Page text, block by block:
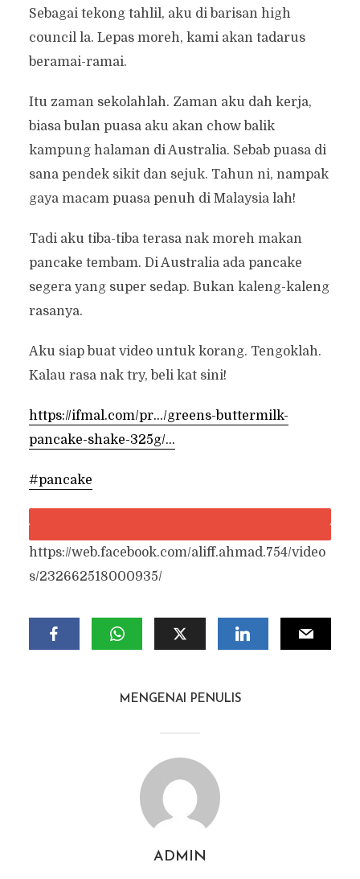
Sebagai tekong tahlil, aku di barisan high
council la. Lepas moreh, kami akan tadarus
beramai-ramai.
Itu zaman sekolahlah. Zaman aku dah kerja,
biasa bulan puasa aku akan chow balik
kampung halaman di Australia. Sebab puasa di
sana pendek sikit dan sejuk. Tahun ni, nampak
gaya macam puasa penuh di Malaysia lah!
Tadi aku tiba-tiba terasa nak moreh makan
pancake tembam. Di Australia ada pancake
segera yang super sedap. Bukan kaleng-kaleng
rasanya.
Aku siap buat video untuk korang. Tengoklah.
Kalau rasa nak try, beli kat sini!
https://ifmal.com/pr…/greens-buttermilk-
pancake-shake-325g/…
#pancake
https://web.facebook.com/aliff.ahmad.754/video
s/232662518000935/
MENGENAI PENULIS
ADMIN